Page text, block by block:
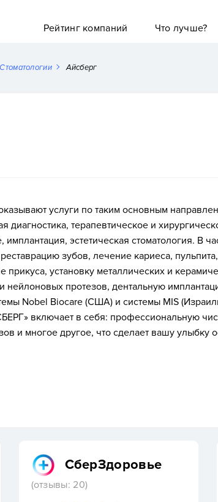
Рейтинг компаний
Что лучше?
Стоматологии Айсберг
услуги по таким основным
диагностика, терапевтическое и
эстетическая стоматология. В
зубов, лечение кариеса,
прикуса, установку металлических и
нейлоновых протезов, дентальную
Nobel Biocare (США) и системы MIS
включает в себя: профессиональную
и многое другое, что сделает вашу улыбку
СберЗдоровье
(отзывы: 20)